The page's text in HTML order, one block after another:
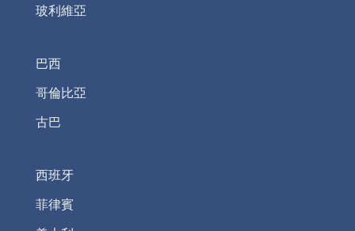
玻利維亞
巴西
哥倫比亞
古巴
西班牙
菲律賓